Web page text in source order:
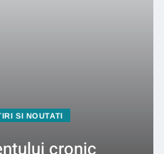
SI NOUTATI